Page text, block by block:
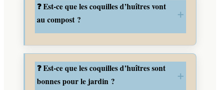
❓ Est-ce que les coquilles d’huîtres vont
au compost ?
❓ Est-ce que les coquilles d’huîtres sont
bonnes pour le jardin ?